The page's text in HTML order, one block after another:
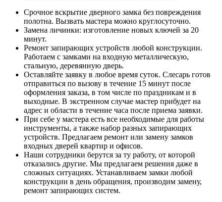
Срочное вскрытие дверного замка без повреждения
полотна. Вызвать мастера можно круглосуточно.
Замена личинки: изготовление новых ключей за 20
минут.
Ремонт запирающих устройств любой конструкции.
Работаем с замками на входную металлическую,
стальную, деревянную дверь.
Оставляйте заявку в любое время суток. Слесарь готов
отправиться по вызову в течение 15 минут после
оформления заказа, в том числе по праздникам и в
выходные. В экстренном случае мастер прибудет на
адрес и области в течение часа после приема заявки.
При себе у мастера есть все необходимые для работы
инструменты, а также набор разных запирающих
устройств. Предлагаем ремонт или замену замков
входных дверей квартир и офисов.
Наши сотрудники берутся за ту работу, от которой
отказались другие. Мы предлагаем решения даже в
сложных ситуациях. Устанавливаем замки любой
конструкции в день обращения, производим замену,
ремонт запирающих систем.